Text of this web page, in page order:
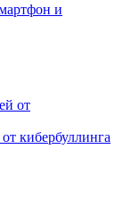
и
кибербуллинга